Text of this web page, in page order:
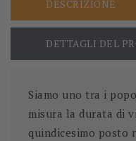
DESCRIZIONE
DETTAGLI DEL
Siamo uno tra i
misura la durata di
quindicesimo posto